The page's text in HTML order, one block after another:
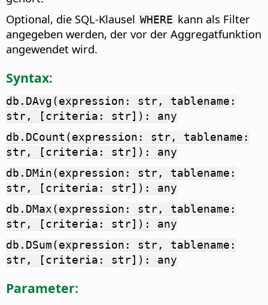
Optional, die SQL-Klausel WHERE kann als Filter
angegeben werden, der vor der Aggregatfunktion
angewendet wird.
Syntax:
db.DAvg(expression: str, tablename:
str, [criteria: str]): any
db.DCount(expression: str, tablename:
str, [criteria: str]): any
db.DMin(expression: str, tablename:
str, [criteria: str]): any
db.DMax(expression: str, tablename:
str, [criteria: str]): any
db.DSum(expression: str, tablename:
str, [criteria: str]): any
Parameter: